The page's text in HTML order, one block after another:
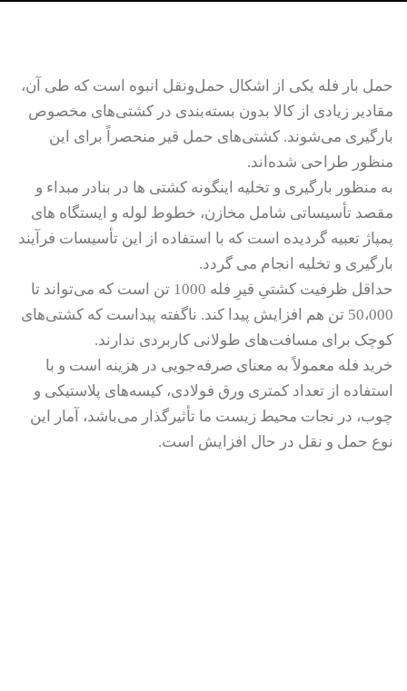
حمل بار فله یکی از اشکال حمل‌ونقل انبوه است که طی آن،
مقادیر زیادی از کالا بدون بسته‌بندی در کشتی‌های مخصوص
بارگیری می‌شوند. کشتی‌های حمل قیر منحصراً برای این
منظور طراحی شده‌اند.
به منظور بارگیری و تخلیه اینگونه کشتی ها در بنادر مبداء و
مقصد تأسیساتی شامل مخازن، خطوط لوله و ایستگاه های
پمپاژ تعبیه گردیده است که با استفاده از این تأسیسات فرآیند
بارگیری و تخلیه انجام می گردد.
حداقل ظرفیت کشتیِ قیرِ فله 1000 تن است که می‌تواند تا
50،000 تن هم افزایش پیدا کند. ناگفته پیداست که کشتی‌های
کوچک برای مسافت‌های طولانی کاربردی ندارند.
خرید فله معمولاً به معنای صرفه‌جویی در هزینه است و با
استفاده از تعداد کمتری ورق فولادی، کیسه‌های پلاستیکی و
چوب، در نجات محیط زیست ما تأثیرگذار می‌باشد، آمار این
نوع حمل و نقل در حال افزایش است.